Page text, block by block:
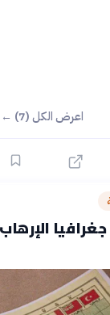
اعرض الكل (7) ←